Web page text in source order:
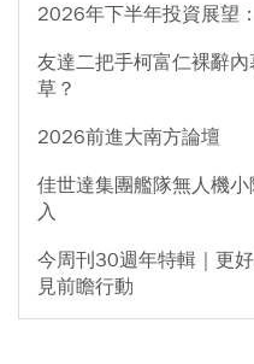
2026年下半年投資展望
友達二把手柯富仁裸辭
草？
2026前進大南方論壇
佳世達集團艦隊無人機
入
今周刊30週年特輯｜更
見前瞻行動